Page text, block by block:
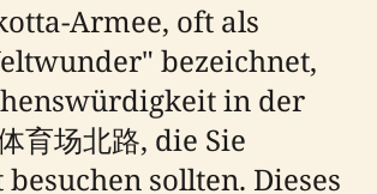
Armee, oft als
bezeichnet,
in der
育场北路, die Sie
sollten. Dieses